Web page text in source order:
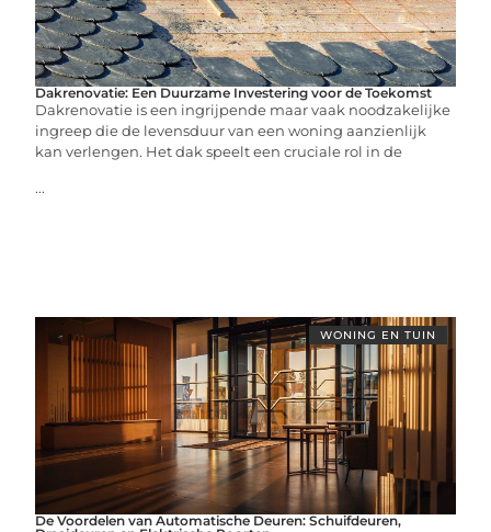
Dakrenovatie: Een Duurzame Investering voor de Toekomst
Dakrenovatie is een ingrijpende maar vaak noodzakelijke
ingreep die de levensduur van een woning aanzienlijk
kan verlengen. Het dak speelt een cruciale rol in de
...
WONING EN TUIN
De Voordelen van Automatische Deuren: Schuifdeuren,